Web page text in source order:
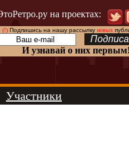
на проектах:
(!)Подпишись на нашу рассылку новых
И узнавай о них первым!
Участники